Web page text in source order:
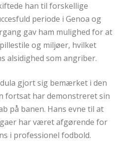
han til forskellige
periode i Genoa og
gav ham mulighed for at
og miljøer, hvilket
alsidighed som angriber.
gjort sig bemærket i den
fortsat har demonstreret sin
på banen. Hans evne til at
har været afgørende for
i professionel fodbold.